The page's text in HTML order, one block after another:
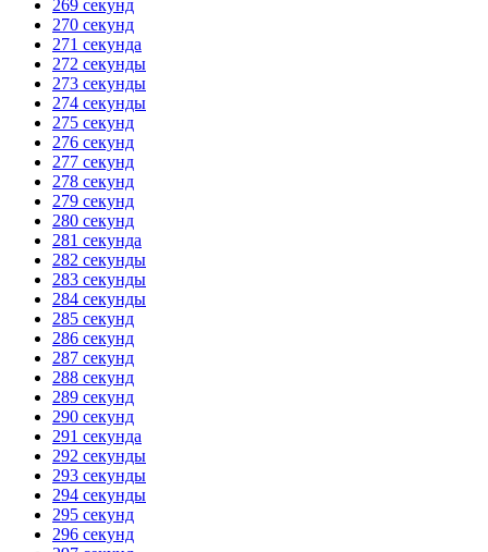
269 секунд
270 секунд
271 секунда
272 секунды
273 секунды
274 секунды
275 секунд
276 секунд
277 секунд
278 секунд
279 секунд
280 секунд
281 секунда
282 секунды
283 секунды
284 секунды
285 секунд
286 секунд
287 секунд
288 секунд
289 секунд
290 секунд
291 секунда
292 секунды
293 секунды
294 секунды
295 секунд
296 секунд